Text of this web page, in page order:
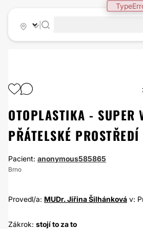
OTOPLASTIKA - SUPER
PŘÁTELSKÉ PROSTŘEDÍ
Pacient: anonymous585865
Brno
Provedl/a: MUDr. Jiřina Šilhánková v:
Zákrok: stojí to za to